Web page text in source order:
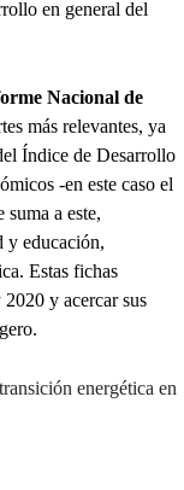
en general del
Nacional de
más relevantes, ya
Índice de Desarrollo
-en este caso el
a este,
y educación,
Estas fichas
y acercar sus
energética en